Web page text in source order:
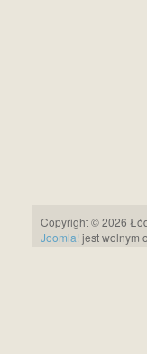
Copyright © 2026
Joomla! jest wolnym